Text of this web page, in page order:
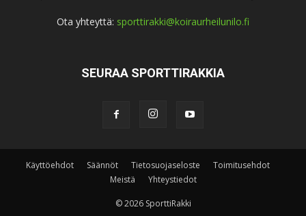
Ota yhteyttä: sporttirakki@koiraurheilunilo.fi
SEURAA SPORTTIRAKKIA
Käyttöehdot Säännöt Tietosuojaseloste
Toimitusehdot
Meistä
Yhteystiedot
© 2026 SporttiRakki